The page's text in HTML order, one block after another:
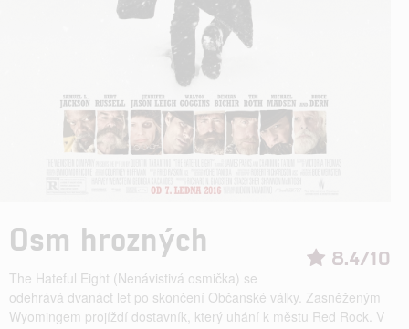
8.4/10
Osm hrozných
The Hateful Eight (Nenávistivá osmička) se
odehrává dvanáct let po skončení Občanské války. Zasněženým
Wyomingem projíždí dostavník, který uhání k městu Red Rock. V